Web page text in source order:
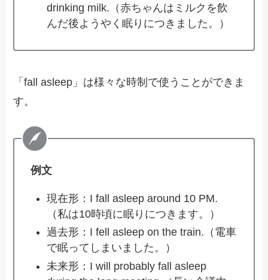
drinking milk.（赤ちゃんはミルクを飲
んだ後ようやく眠りにつきました。）
「fall asleep」は様々な時制で使うことができま
す。
例文
現在形：I fall asleep around 10 PM.
（私は10時頃に眠りにつきます。）
過去形：I fell asleep on the train.（電車
で眠ってしまいました。）
未来形：I will probably fall asleep